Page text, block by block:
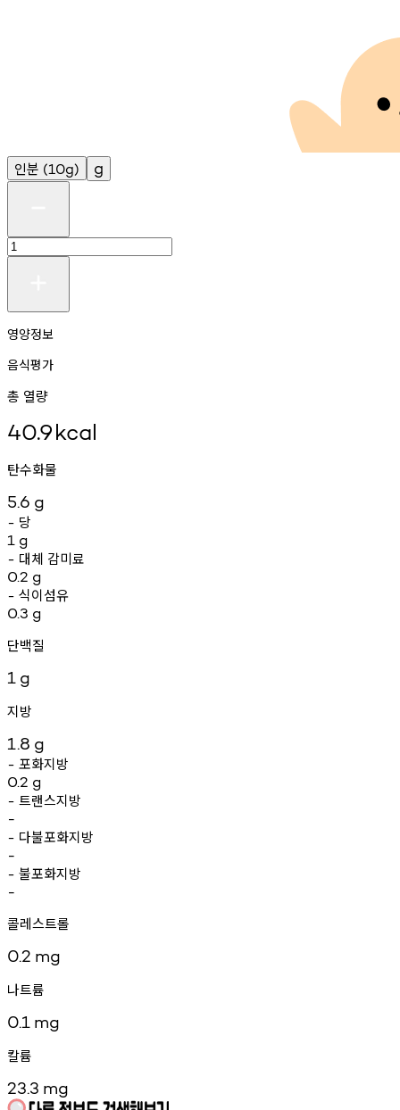
인분 (10g) g
영양정보
음식평가
총 열량
40.9kcal
탄수화물
5.6 g
- 당
1 g
- 대체 감미료
0.2 g
- 식이섬유
0.3 g
단백질
1 g
지방
1.8 g
- 포화지방
0.2 g
- 트랜스지방
-
- 다불포화지방
-
- 불포화지방
-
콜레스트롤
0.2 mg
나트륨
0.1 mg
칼륨
23.3 mg